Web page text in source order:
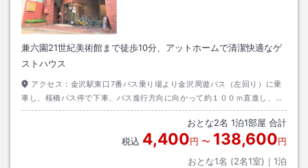
兼六園21世紀美術館まで徒歩10分、アットホームで清潔快適なゲ
ストハウス
アクセス： 金沢駅東口7番バス乗り場より金沢周遊バス（左回り）に乗
車し、桜橋バス停で下車、バス進行方向に向かって約１００ｍ直進し、２
つ目の信号を左折して約３０ｍの左手、茶色レンガタイルの建物です。
おとな2名 1泊1部屋 合計
税込 4,400円 〜 138,600円
おとな1名 (2名1室)｜ 1泊